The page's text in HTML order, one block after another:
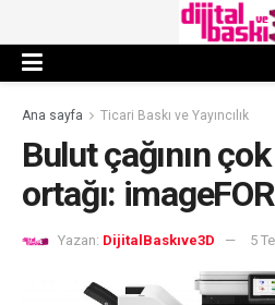
Ana sayfa Ticari Baskı ve Yayıncılık
Bulut çağının
ortağı:
Yazan: DijitalBaskıve3D 5